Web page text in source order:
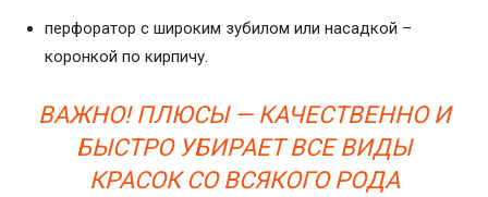
перфоратор с широким зубилом или насадкой –
коронкой по кирпичу.
ВАЖНО! ПЛЮСЫ — КАЧЕСТВЕННО И
БЫСТРО УБИРАЕТ ВСЕ ВИДЫ
КРАСОК СО ВСЯКОГО РОДА